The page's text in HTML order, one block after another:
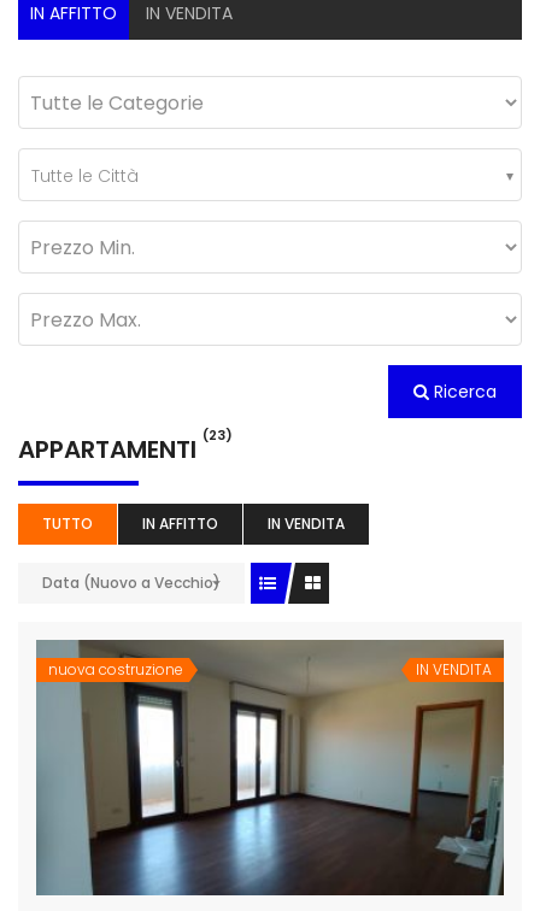
IN AFFITTO IN VENDITA
Tutte le Città
Ricerca
APPARTAMENTI (23)
TUTTO IN AFFITTO IN VENDITA
Data (Nuovo a Vecchio)
nuova costruzione IN VENDITA